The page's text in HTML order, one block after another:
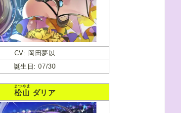
CV: 岡田夢以
誕生日: 07/30
松山
まつやま
ダリア